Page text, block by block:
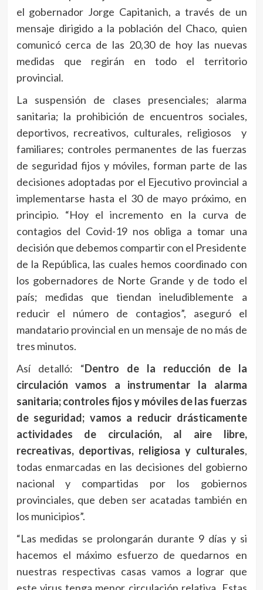
el gobernador Jorge Capitanich, a través de un
mensaje dirigido a la población del Chaco, quien
comunicó cerca de las 20,30 de hoy las nuevas
medidas que regirán en todo el territorio
provincial.
La suspensión de clases presenciales; alarma
sanitaria; la prohibición de encuentros sociales,
deportivos, recreativos, culturales, religiosos y
familiares; controles permanentes de las fuerzas
de seguridad fijos y móviles, forman parte de las
decisiones adoptadas por el Ejecutivo provincial a
implementarse hasta el 30 de mayo próximo, en
principio. “Hoy el incremento en la curva de
contagios del Covid-19 nos obliga a tomar una
decisión que debemos compartir con el Presidente
de la República, las cuales hemos coordinado con
los gobernadores de Norte Grande y de todo el
país; medidas que tiendan ineludiblemente a
reducir el número de contagios”, aseguró el
mandatario provincial en un mensaje de no más de
tres minutos.
Así detalló: “Dentro de la reducción de la
circulación vamos a instrumentar la alarma
sanitaria; controles fijos y móviles de las fuerzas
de seguridad; vamos a reducir drásticamente
actividades de circulación, al aire libre,
recreativas, deportivas, religiosa y culturales,
todas enmarcadas en las decisiones del gobierno
nacional y compartidas por los gobiernos
provinciales, que deben ser acatadas también en
los municipios”.
“Las medidas se prolongarán durante 9 días y si
hacemos el máximo esfuerzo de quedarnos en
nuestras respectivas casas vamos a lograr que